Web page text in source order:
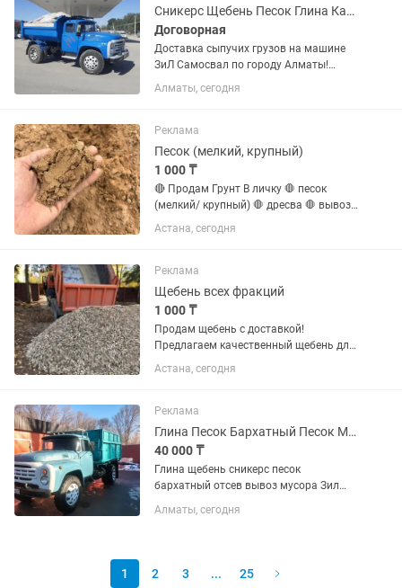
Сникерс Щебень Песок Глина Камни Доставка
Договорная
Доставка сыпучих грузов на машине
ЗиЛ Самосвал по городу Алматы!
Песок Мытый Песок Барханный
Щебень Сникерс Отсев ПГС Камни
телефону!
Алматы, сегодня
Реклама
Песок (мелкий, крупный)
1 000 ₸
🔴 Продам Грунт В личку 🛑 песок
(мелкий/ крупный) 🛑 дресва 🛑 вывоз
мусора 🛑 щебень все фракции 🛑 грунт
Астана, сегодня
Реклама
Щебень всех фракций
1 000 ₸
Продам щебень с доставкой!
Предлагаем качественный щебень для
любых строительных работ. В наличии:
- Щебень фракции 5–20 мм - Щебень
заливки фундамента; -...
Астана, сегодня
Реклама
Глина Песок Бархатный Песок Мытый Сникерс Щпс Пгс Отсев Щебень оптималка
40 000 ₸
Глина щебень сникерс песок
бархатный отсев вывоз мусора Зил
Алматы, сегодня
1 2 3 ... 25